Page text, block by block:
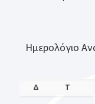
Ημερολόγιο
Δ Τ